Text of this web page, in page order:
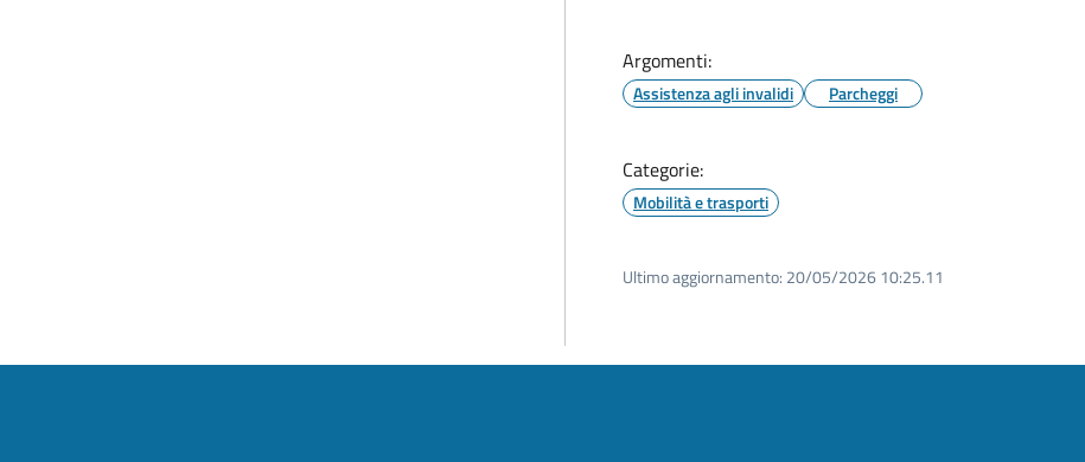
Argomenti:
Assistenza agli invalidi Parcheggi
Categorie:
Mobilità e trasporti
Ultimo aggiornamento: 20/05/2026 10:25.11